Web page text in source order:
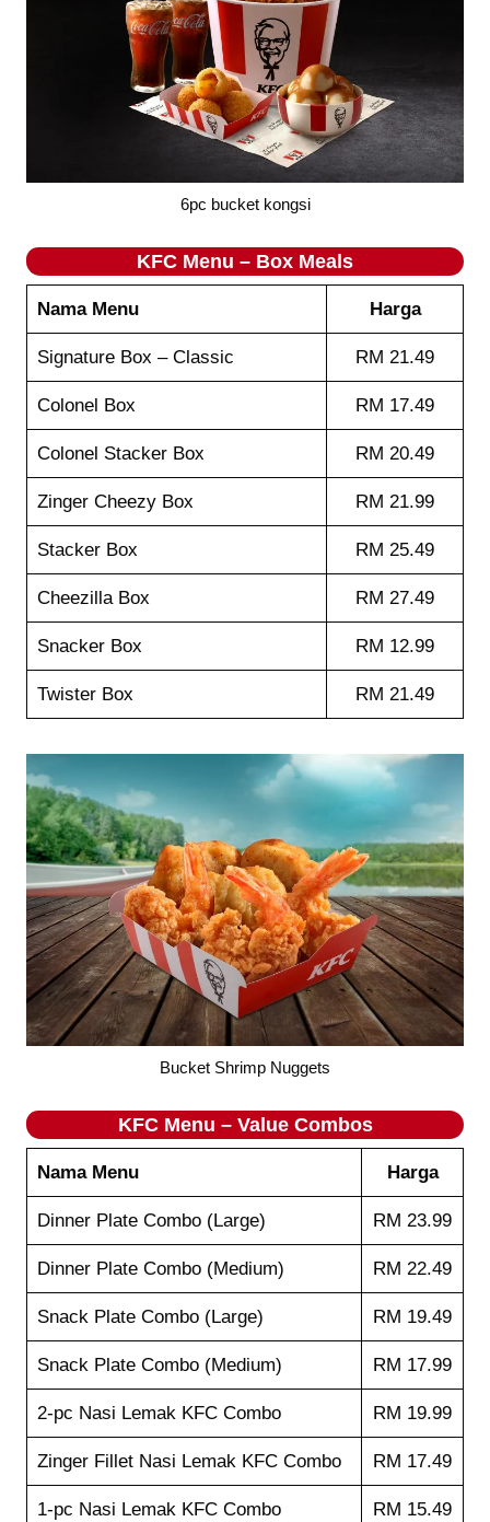
6pc bucket kongsi
KFC Menu – Box Meals
Nama Menu Harga
Signature Box – Classic RM 21.49
Colonel Box RM 17.49
Colonel Stacker Box RM 20.49
Zinger Cheezy Box RM 21.99
Stacker Box RM 25.49
Cheezilla Box RM 27.49
Snacker Box RM 12.99
Twister Box RM 21.49
Bucket Shrimp Nuggets
KFC Menu – Value Combos
Nama Menu Harga
Dinner Plate Combo (Large) RM 23.99
Dinner Plate Combo (Medium) RM 22.49
Snack Plate Combo (Large) RM 19.49
Snack Plate Combo (Medium) RM 17.99
2-pc Nasi Lemak KFC Combo RM 19.99
Zinger Fillet Nasi Lemak KFC Combo RM 17.49
1-pc Nasi Lemak KFC Combo RM 15.49